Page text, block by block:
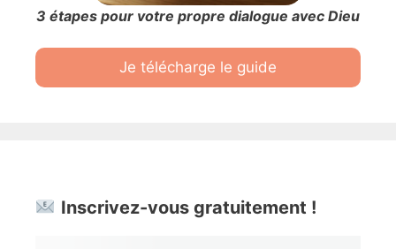
3 étapes pour votre propre dialogue avec Dieu
Je télécharge le guide
Inscrivez-vous gratuitement !